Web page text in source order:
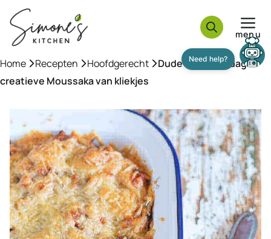
naar
inhoud
menu
Home »Recepten »Hoofdgerecht »Dude Food dinsdag:
creatieve Moussaka van kliekjes